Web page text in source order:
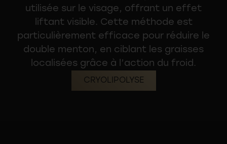
utilisée sur le visage, offrant un effet
liftant visible. Cette méthode est
particulièrement efficace pour réduire le
double menton, en ciblant les graisses
localisées grâce à l’action du froid.
CRYOLIPOLYSE